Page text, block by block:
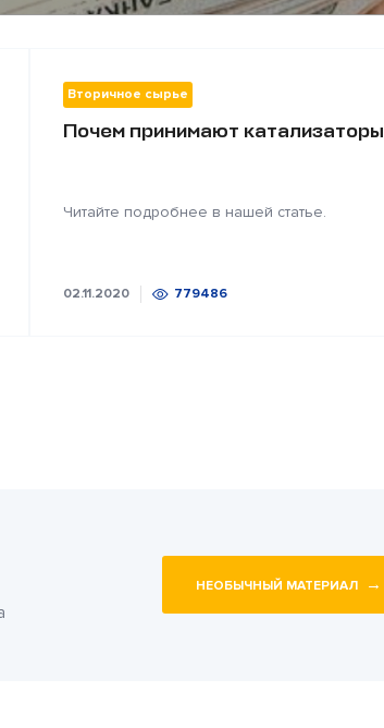
Вторичное сырье
Почем принимают катализаторы
Читайте подробнее в нашей статье.
02.11.2020 779486
НЕОБЫЧНЫЙ МАТЕРИАЛ →